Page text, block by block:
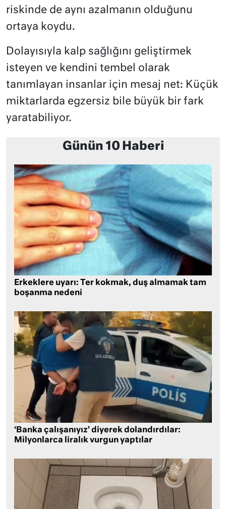
riskinde de aynı azalmanın olduğunu
ortaya koydu.
Dolayısıyla kalp sağlığını geliştirmek
isteyen ve kendini tembel olarak
tanımlayan insanlar için mesaj net: Küçük
miktarlarda egzersiz bile büyük bir fark
yaratabiliyor.
Günün 10 Haberi
Erkeklere uyarı: Ter kokmak, duş almamak tam
boşanma nedeni
‘Banka çalışanıyız’ diyerek dolandırdılar:
Milyonlarca liralık vurgun yaptılar